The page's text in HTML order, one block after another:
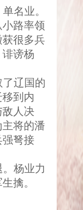
名业。
路率领
很多兵
谤杨
辽国的
到内
人决
将的潘
弩接
杨业力
擒。